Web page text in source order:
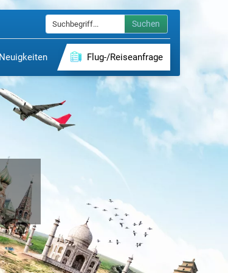
Suchen
Neuigkeiten Flug-/Reiseanfrage